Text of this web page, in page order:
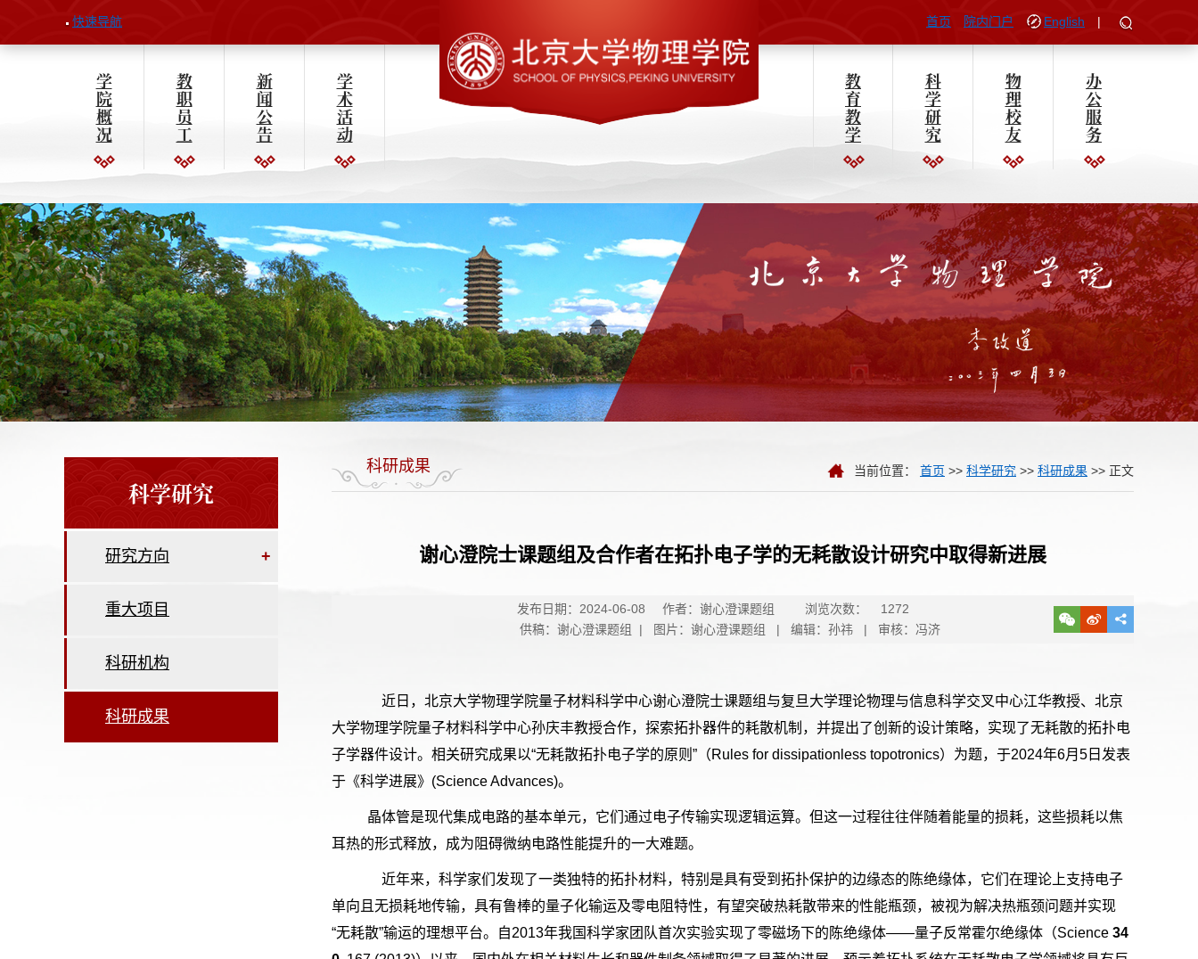
快速导航 首页 院内门户 English |
学
院
概
况
教
职
员
工
新
闻
公
告
学
术
活
动
教
育
教
学
科
学
研
究
物
理
校
友
办
公
服
务
科学研究
研究方向 +
重大项目
科研机构
科研成果
科研成果 当前位置： 首页 >> 科学研究 >> 科研成果 >> 正文
谢心澄院士课题组及合作者在拓扑电子学的无耗散设计研究中取得新进展
发布日期：2024-06-08 作者：谢心澄课题组 浏览次数：
1272
供稿：谢心澄课题组 | 图片：谢心澄课题组 | 编辑：孙祎 | 审核：冯济
近日，北京大学物理学院量子材料科学中心谢心澄院士课题组与复旦大学理论物理与信息科学交叉中心江华教授、北京
大学物理学院量子材料科学中心孙庆丰教授合作，探索拓扑器件的耗散机制，并提出了创新的设计策略，实现了无耗散的拓扑电
子学器件设计。相关研究成果以“无耗散拓扑电子学的原则 ” （Rules for dissipationless topotronics）为题，于2024年6月 5 日发表
于《科学进展》 (Science Advances)。
晶体管是现代集成电路的基本单元，它们通过电子传输实现逻辑运算。但这一过程往往伴随着能量的损耗，这些损耗以焦
耳热的形式释放，成为阻碍微纳电路性能提升的一大难题。
近年来，科学家们发现了一类独特的拓扑材料，特别是具有受到拓扑保护的边缘态的陈绝缘体，它们在理论上支持电子
单向且无损耗地传输，具有鲁棒的量子化输运及零电阻特性，有望突破热耗散带来的性能瓶颈，被视为解决热瓶颈问题并实现
“无耗散”输运的理想平台。自2013年我国科学家团队首次实验实现了零磁场下的陈绝缘体——量子反常霍尔绝缘体（Science 34